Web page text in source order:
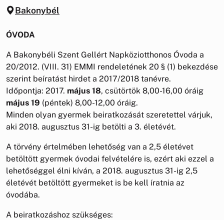
Bakonybél
ÓVODA
A Bakonybéli Szent Gellért Napköziotthonos Óvoda a
20/2012. (VIII. 31) EMMI rendeletének 20 § (1) bekezdése
szerint beíratást hirdet a 2017/2018 tanévre.
Időpontja: 2017. május 18, csütörtök 8,00-16,00 óráig
május 19 (péntek) 8,00-12,00 óráig.
Minden olyan gyermek beiratkozását szeretettel várjuk,
aki 2018. augusztus 31-ig betölti a 3. életévét.
A törvény értelmében lehetőség van a 2,5 életévet
betöltött gyermek óvodai felvételére is, ezért aki ezzel a
lehetőséggel élni kíván, a 2018. augusztus 31-ig 2,5
életévét betöltött gyermeket is be kell íratnia az
óvodába.
A beiratkozáshoz szükséges: